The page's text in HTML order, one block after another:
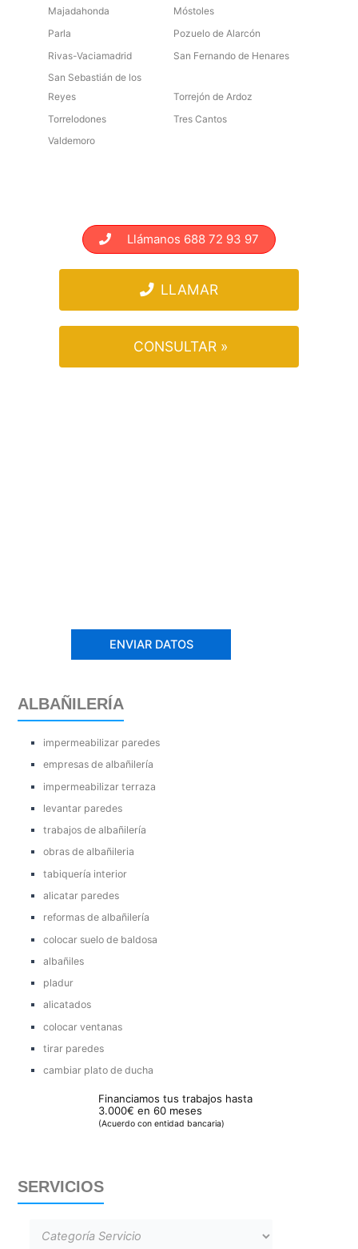
Majadahonda
Móstoles
Parla
Pozuelo de Alarcón
Rivas-Vaciamadrid
San Fernando de Henares
San Sebastián de los
Reyes
Torrejón de Ardoz
Torrelodones
Tres Cantos
Valdemoro
Llámanos 688 72 93 97
LLAMAR
CONSULTAR »
ALBAÑILERÍA
impermeabilizar paredes
empresas de albañilería
impermeabilizar terraza
levantar paredes
trabajos de albañilería
obras de albañileria
tabiquería interior
alicatar paredes
reformas de albañilería
colocar suelo de baldosa
albañiles
pladur
alicatados
colocar ventanas
tirar paredes
cambiar plato de ducha
Financiamos tus trabajos hasta
3.000€ en 60 meses
(Acuerdo con entidad bancaria)
SERVICIOS